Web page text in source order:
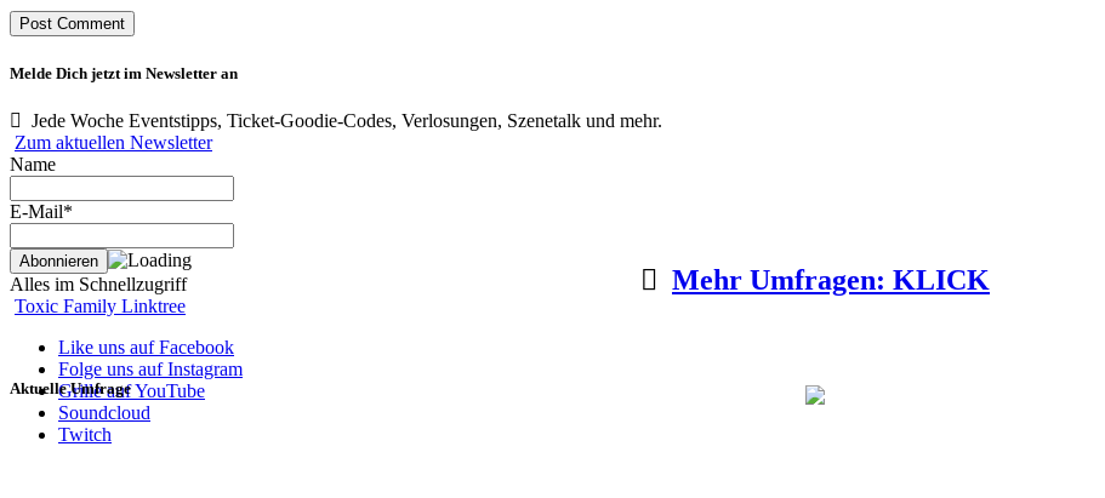
Melde Dich jetzt im Newsletter an
Jede Woche Eventstipps, Ticket-Goodie-Codes, Verlosungen, Szenetalk und mehr.
Zum aktuellen Newsletter
Name
E-Mail*
Alles im Schnellzugriff
Toxic Family Linktree
Like uns auf Facebook
Folge uns auf Instagram
Grille auf YouTube
Soundcloud
Twitch
Aktuelle Umfrage
Mehr Umfragen: KLICK